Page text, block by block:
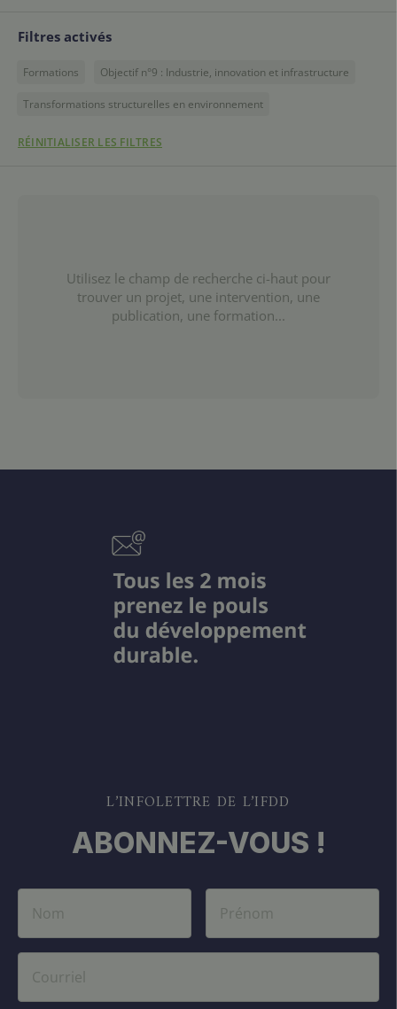
Filtres activés
Formations Objectif n°9 : Industrie, innovation et infrastructure
Transformations structurelles en environnement
RÉINITIALISER LES FILTRES
Utilisez le champ de recherche ci-haut pour
trouver un projet, une intervention, une
publication, une formation...
L’INFOLETTRE DE L’IFDD
ABONNEZ-VOUS !